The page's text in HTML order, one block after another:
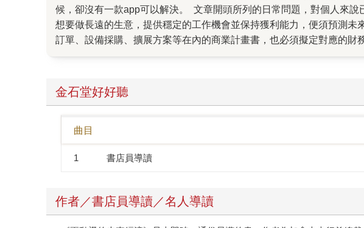
候，卻沒有一款app可以解決。 文章開頭所列的日常問題，對個人來
想要做長遠的生意，提供穩定的工作機會並保持獲利能力，便須預測
訂單、設備採購、擴展方案等在內的商業計畫書，也必須擬定對應的
書裡，加拿大央行前總裁史蒂芬?波洛茲（Stephen Poloz）描繪出正
量。 這五大構造力是?人口老化、?技術進步、?愈演愈烈的不平等、?
產市場、企業與投資環境、政府與央行的政策。新冠疫情則進一步為
意外的機會。 作者以自身的小故事、略微輕鬆的筆調，結合了過去與
人、政策制定者，或是會和家人圍在餐桌上討論就業與房貸的上班族
金石堂好好聽
曲目
1 書店員導讀
作者／書店員導讀／名人導讀